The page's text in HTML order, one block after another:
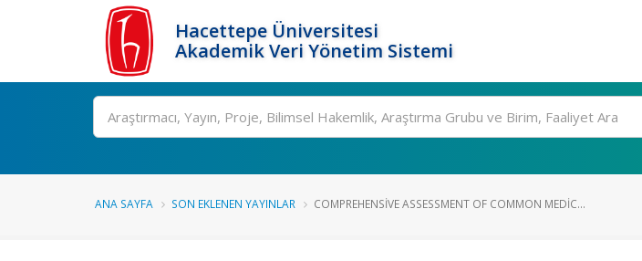
Hacettepe Üniversitesi
Akademik Veri Yönetim Sistemi
Ara
ANA SAYFA SON EKLENEN YAYINLAR COMPREHENSIVE ASSESSMENT OF COMMON MEDIC...